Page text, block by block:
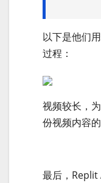
以下是他们
过程：
视频较长，
份视频内容
最后，Replit